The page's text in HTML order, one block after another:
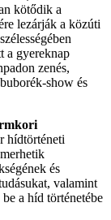
kötődik a
lezárják a közúti
a gyereknap
zenés,
show és
hídtörténeti
és
valamint
a híd történetébe